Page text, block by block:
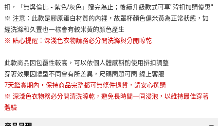
扣，「無與倫比 - 紫色/灰色」贈完為止；後續升級款式可享"背扣加購優惠"
※ 注意：此款是膠原蛋白材質的內裡，故罩杯顏色偏米黃為正常狀態，如
經洗滌和久置也一樣會有較米黃的顏色產生
※ 貼心提醒：深淺色衣物請務必分開洗滌與分開晾乾
此款商品因包覆性較高，可以依個人體感斟酌使用排扣調整
穿著效果因體型不同會有所差異，尺碼問題可問 線上客服
7天鑑賞期內，保持商品完整都可無條件退貨，請安心選購
※ 深淺色衣物務必分開清洗晾乾，避免長時間一同浸泡，以維持最佳穿著
體驗